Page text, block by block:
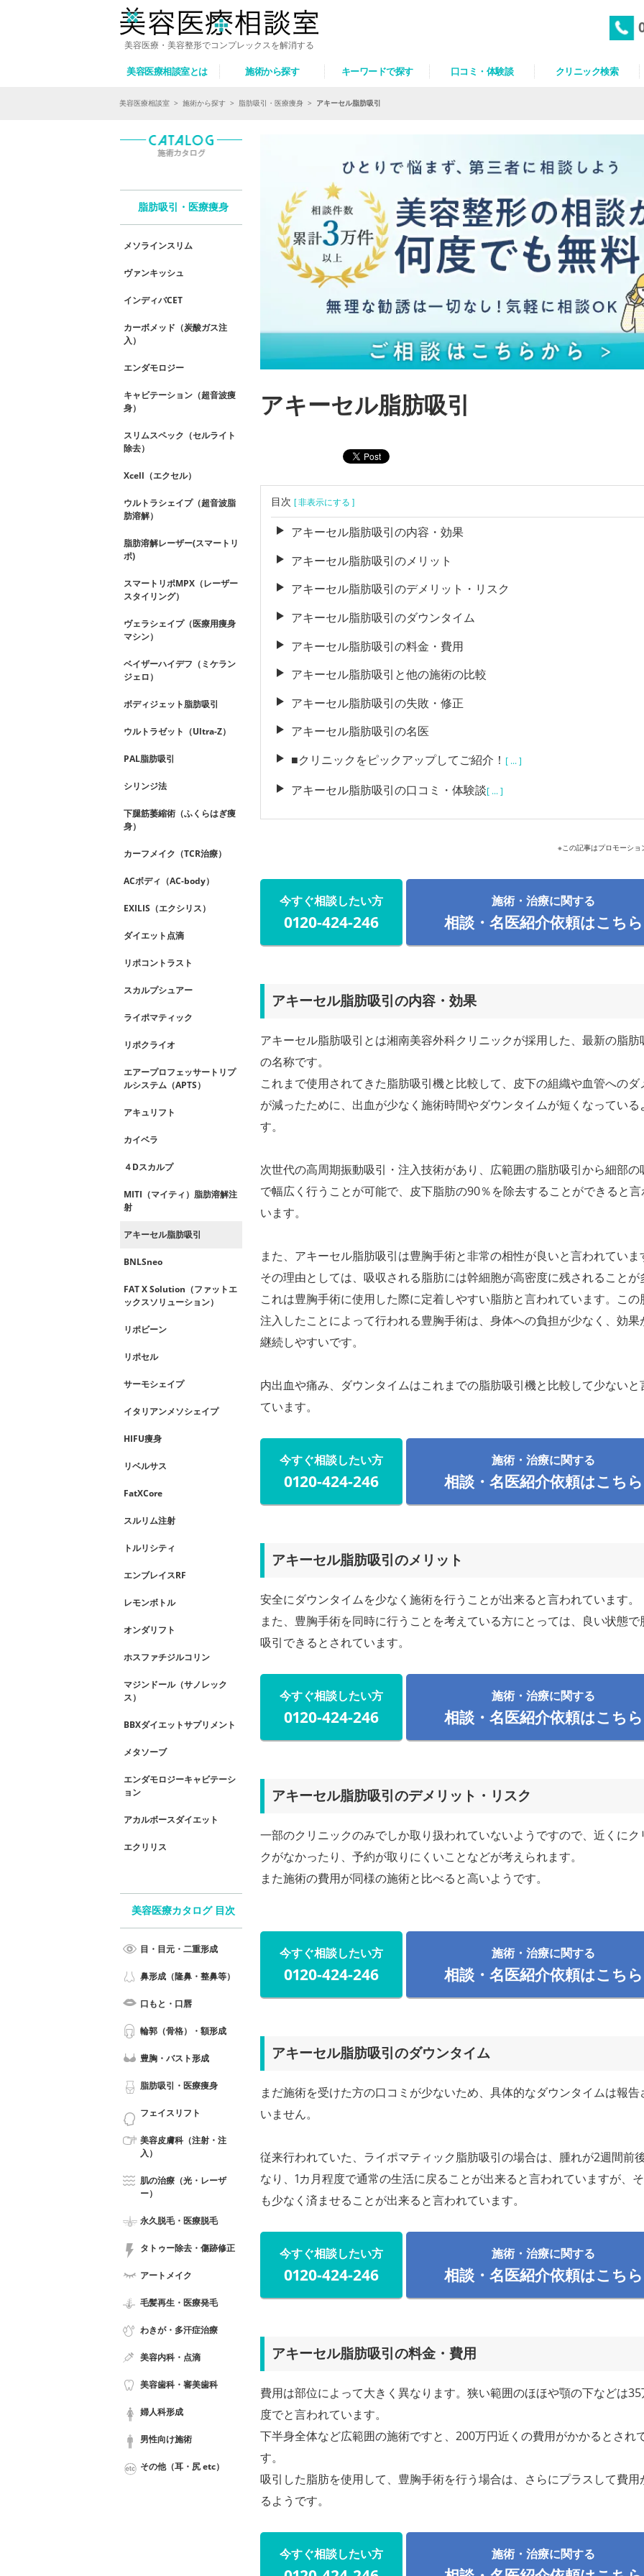
美容医療・美容整形でコンプレックスを解消する
美容医療相談室とは 施術から探す キーワードで探す 口コミ・体験談 クリニック検索
美容医療相談室 > 施術から探す > 脂肪吸引・医療痩身 > アキーセル脂肪吸引
アキーセル脂肪吸引
目次 [ 非表示にする ]
アキーセル脂肪吸引の内容・効果
アキーセル脂肪吸引のメリット
アキーセル脂肪吸引のデメリット・リスク
アキーセル脂肪吸引のダウンタイム
アキーセル脂肪吸引の料金・費用
アキーセル脂肪吸引と他の施術の比較
アキーセル脂肪吸引の失敗・修正
アキーセル脂肪吸引の名医
■クリニックをピックアップしてご紹介！ [ ... ]
アキーセル脂肪吸引の口コミ・体験談[ ... ]
※この記事はプロモーショ
今すぐ相談したい方
0120-424-246
施術・治療に関する
相談・名医紹介依頼はこちら
アキーセル脂肪吸引の内容・効果
アキーセル脂肪吸引とは湘南美容外科クリニックが採用した、最新の脂肪
の名称です。
これまで使用されてきた脂肪吸引機と比較して、皮下の組織や血管へのダ
が減ったために、出血が少なく施術時間やダウンタイムが短くなっている
す。
次世代の高周期振動吸引・注入技術があり、広範囲の脂肪吸引から細部の
で幅広く行うことが可能で、皮下脂肪の90％を除去することができると言
います。
また、アキーセル脂肪吸引は豊胸手術と非常の相性が良いと言われていま
その理由としては、吸収される脂肪には幹細胞が高密度に残されることが
これは豊胸手術に使用した際に定着しやすい脂肪と言われています。この
注入したことによって行われる豊胸手術は、身体への負担が少なく、効果
継続しやすいです。
内出血や痛み、ダウンタイムはこれまでの脂肪吸引機と比較して少ないと
ています。
今すぐ相談したい方
0120-424-246
施術・治療に関する
相談・名医紹介依頼はこちら
アキーセル脂肪吸引のメリット
安全にダウンタイムを少なく施術を行うことが出来ると言われています。
また、豊胸手術を同時に行うことを考えている方にとっては、良い状態で
吸引できるとされています。
今すぐ相談したい方
0120-424-246
施術・治療に関する
相談・名医紹介依頼はこちら
アキーセル脂肪吸引のデメリット・リスク
一部のクリニックのみでしか取り扱われていないようですので、近くにク
クがなかったり、予約が取りにくいことなどが考えられます。
また施術の費用が同様の施術と比べると高いようです。
今すぐ相談したい方
0120-424-246
施術・治療に関する
相談・名医紹介依頼はこちら
アキーセル脂肪吸引のダウンタイム
まだ施術を受けた方の口コミが少ないため、具体的なダウンタイムは報告
いません。
従来行われていた、ライポマティック脂肪吸引の場合は、腫れが2週間前
なり、1カ月程度で通常の生活に戻ることが出来ると言われていますが、
も少なく済ませることが出来ると言われています。
今すぐ相談したい方
0120-424-246
施術・治療に関する
相談・名医紹介依頼はこちら
アキーセル脂肪吸引の料金・費用
費用は部位によって大きく異なります。狭い範囲のほほや顎の下などは35
度でと言われています。
下半身全体など広範囲の施術ですと、200万円近くの費用がかかるとされ
す。
吸引した脂肪を使用して、豊胸手術を行う場合は、さらにプラスして費用
るようです。
今すぐ相談したい方 施術・治療に関する
脂肪吸引・医療痩身
メソラインスリム
ヴァンキッシュ
インディバCET
カーボメッド（炭酸ガス注
入）
エンダモロジー
キャビテーション（超音波痩
身）
スリムスペック（セルライト
除去）
Xcell（エクセル）
ウルトラシェイプ（超音波脂
肪溶解）
脂肪溶解レーザー(スマートリ
ポ)
スマートリポMPX（レーザー
スタイリング）
ヴェラシェイプ（医療用痩身
マシン）
ベイザーハイデフ（ミケラン
ジェロ）
ボディジェット脂肪吸引
ウルトラゼット（Ultra-Z）
PAL脂肪吸引
シリンジ法
下腿筋萎縮術（ふくらはぎ痩
身）
カーフメイク（TCR治療）
ACボディ（AC-body）
EXILIS（エクシリス）
ダイエット点滴
リポコントラスト
スカルプシュアー
ライポマティック
リポクライオ
エアープロフェッサートリプ
ルシステム（APTS）
アキュリフト
カイベラ
４Dスカルプ
MITI（マイティ）脂肪溶解注
射
アキーセル脂肪吸引
BNLSneo
FAT X Solution（ファットエ
ックスソリューション）
リポビーン
リポセル
サーモシェイプ
イタリアンメソシェイプ
HIFU痩身
リベルサス
FatXCore
スルリム注射
トルリシティ
エンブレイスRF
レモンボトル
オンダリフト
ホスファチジルコリン
マジンドール（サノレック
ス）
BBXダイエットサプリメント
メタソーブ
エンダモロジーキャビテーシ
ョン
アカルボースダイエット
エクリリス
美容医療カタログ 目次
目・目元・二重形成
鼻形成（隆鼻・整鼻等）
口もと・口唇
輪郭（骨格）・額形成
豊胸・バスト形成
脂肪吸引・医療痩身
フェイスリフト
美容皮膚科（注射・注
入）
肌の治療（光・レーザ
ー）
永久脱毛・医療脱毛
タトゥー除去・傷跡修正
アートメイク
毛髪再生・医療発毛
わきが・多汗症治療
美容内科・点滴
美容歯科・審美歯科
婦人科形成
男性向け施術
その他（耳・尻 etc）